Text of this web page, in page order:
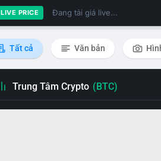
LIVE PRICE Đang tải giá live...
Tất cả Văn bản
Trung Tâm Crypto (BTC)